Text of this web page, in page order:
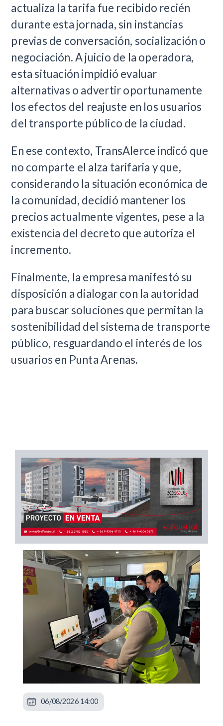
actualiza la tarifa fue recibido recién
durante esta jornada, sin instancias
previas de conversación, socialización o
negociación. A juicio de la operadora,
esta situación impidió evaluar
alternativas o advertir oportunamente
los efectos del reajuste en los usuarios
del transporte público de la ciudad.
En ese contexto, TransAlerce indicó que
no comparte el alza tarifaria y que,
considerando la situación económica de
la comunidad, decidió mantener los
precios actualmente vigentes, pese a la
existencia del decreto que autoriza el
incremento.
Finalmente, la empresa manifestó su
disposición a dialogar con la autoridad
para buscar soluciones que permitan la
sostenibilidad del sistema de transporte
público, resguardando el interés de los
usuarios en Punta Arenas.
06/08/2026 14:00